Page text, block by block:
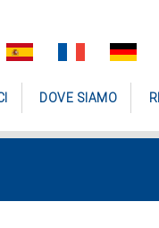
DOVE SIAMO